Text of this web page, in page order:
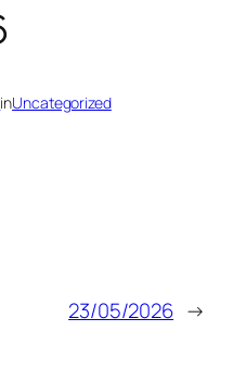
inUncategorized
23/05/2026 →